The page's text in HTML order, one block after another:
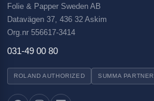
Folie & Papper Sweden AB
Datavägen 37, 436 32 Askim
Org.nr 556617-3414
031-49 00 80
ROLAND AUTHORIZED SUMMA PARTNER